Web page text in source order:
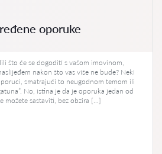
oporuke
što će se dogoditi s vašom imovinom,
nakon što vas više ne bude? Neki
smatrajući to neugodnom temom ili
No, istina je da je oporuka jedan od
možete sastaviti, bez obzira […]